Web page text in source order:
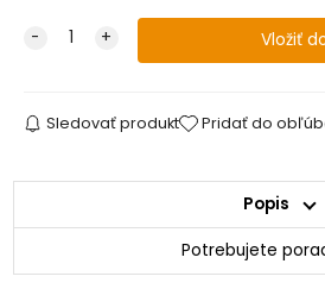
Sledovať produkt Pridať do
Popis
Potrebujete